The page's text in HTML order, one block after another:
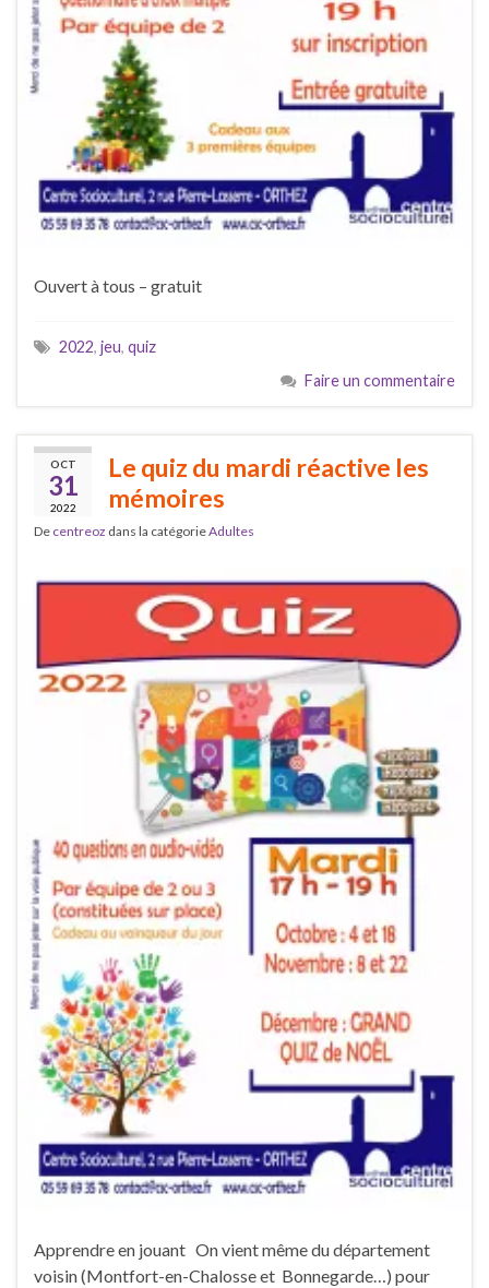
Ouvert à tous – gratuit
2022, jeu, quiz
Faire un commentaire
OCT
31
2022
Le quiz du mardi réactive les
mémoires
De centreoz dans la catégorieAdultes
Apprendre en jouant On vient même du département
voisin (Montfort-en-Chalosse et Bonnegarde…) pour